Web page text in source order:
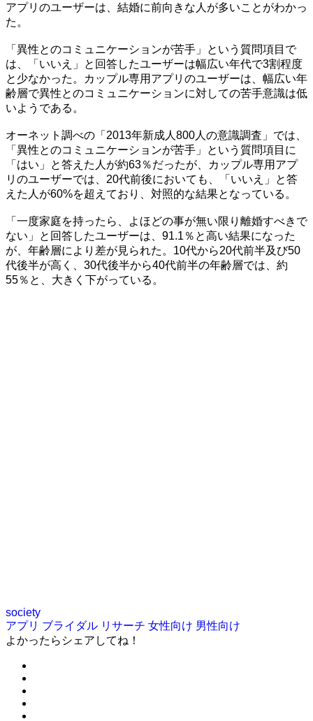
アプリのユーザーは、結婚に前向きな人が多いことがわかっ
た。
「異性とのコミュニケーションが苦手」という質問項目で
は、「いいえ」と回答したユーザーは幅広い年代で3割程度
と少なかった。カップル専用アプリのユーザーは、幅広い年
齢層で異性とのコミュニケーションに対しての苦手意識は低
いようである。
オーネット調べの「2013年新成人800人の意識調査」では、
「異性とのコミュニケーションが苦手」という質問項目に
「はい」と答えた人が約63％だったが、カップル専用アプ
リのユーザーでは、20代前後においても、「いいえ」と答
えた人が60%を超えており、対照的な結果となっている。
「一度家庭を持ったら、よほどの事が無い限り離婚すべきで
ない」と回答したユーザーは、91.1％と高い結果になった
が、年齢層により差が見られた。10代から20代前半及び50
代後半が高く、30代後半から40代前半の年齢層では、約
55％と、大きく下がっている。
society
アプリ ブライダル リサーチ 女性向け 男性向け
よかったらシェアしてね！